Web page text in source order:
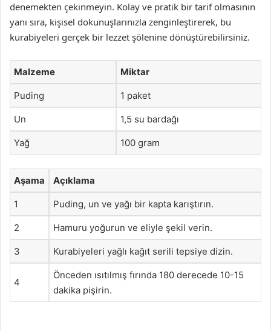
denemekten çekinmeyin. Kolay ve pratik bir tarif olmasının
yanı sıra, kişisel dokunuşlarınızla zenginleştirerek, bu
kurabiyeleri gerçek bir lezzet şölenine dönüştürebilirsiniz.
Malzeme Miktar
Puding 1 paket
Un 1,5 su bardağı
Yağ 100 gram
Aşama Açıklama
1 Puding, un ve yağı bir kapta karıştırın.
2 Hamuru yoğurun ve eliyle şekil verin.
3 Kurabiyeleri yağlı kağıt serili tepsiye dizin.
4
Önceden ısıtılmış fırında 180 derecede 10-15
dakika pişirin.